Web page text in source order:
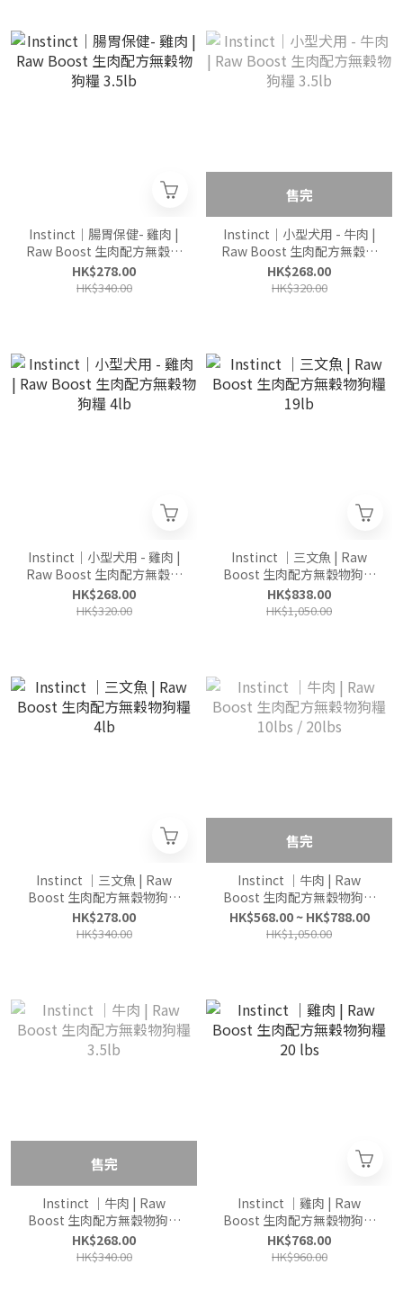
Instinct｜腸胃保健- 雞肉 |
Raw Boost 生肉配方無穀物
狗糧 3.5lb
HK$278.00
HK$340.00
售完
Instinct｜小型犬用 - 牛肉 |
Raw Boost 生肉配方無穀物
狗糧 3.5lb
HK$268.00
HK$320.00
Instinct｜小型犬用 - 雞肉 |
Raw Boost 生肉配方無穀物
狗糧 4lb
HK$268.00
HK$320.00
Instinct ｜三文魚 | Raw
Boost 生肉配方無穀物狗糧
19lb
HK$838.00
HK$1,050.00
Instinct ｜三文魚 | Raw
Boost 生肉配方無穀物狗糧
4lb
HK$278.00
HK$340.00
售完
Instinct ｜牛肉 | Raw
Boost 生肉配方無穀物狗糧
10lbs / 20lbs
HK$568.00 ~ HK$788.00
HK$1,050.00
售完
Instinct ｜牛肉 | Raw
Boost 生肉配方無穀物狗糧
3.5lb
HK$268.00
HK$340.00
Instinct ｜雞肉 | Raw
Boost 生肉配方無穀物狗糧
20 lbs
HK$768.00
HK$960.00